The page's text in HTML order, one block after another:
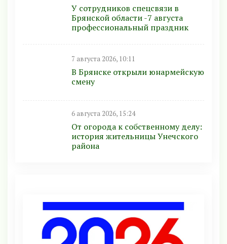
У сотрудников спецсвязи в
Брянской области -7 августа
профессиональный праздник
7 августа 2026, 10:11
В Брянске открыли юнармейскую
смену
6 августа 2026, 15:24
От огорода к собственному делу:
история жительницы Унечского
района